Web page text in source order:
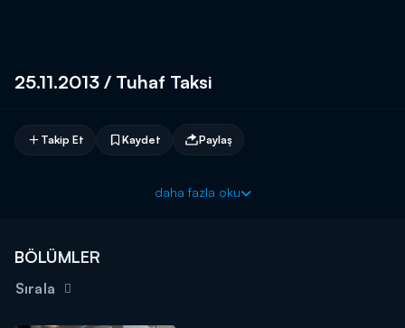
25.11.2013 / Tuhaf Taksi
Takip Et Kaydet Paylaş
daha fazla oku
BÖLÜMLER
Sırala